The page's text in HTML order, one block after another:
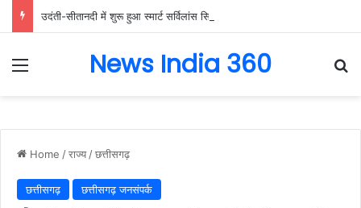
Menu News India 360
Home /राज्य /छत्तीसगढ़
छत्तीसगढ़ छत्तीसगढ़ जनसंपर्क